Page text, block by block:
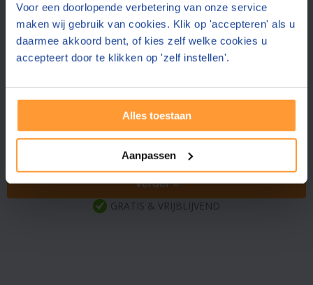
Voor een doorlopende verbetering van onze service
maken wij gebruik van cookies. Klik op 'accepteren' als u
daarmee akkoord bent, of kies zelf welke cookies u
accepteert door te klikken op 'zelf instellen'.
Alles toestaan
Aanpassen
Rientjes NotariaatSneek (13 km)
9.1
(9 reviews)
(13 km)
8.7 (166 reviews)
Heerenveen (25 km)
9.0 (105 reviews)
Verder »
GRATIS & VRIJBLIJVEND